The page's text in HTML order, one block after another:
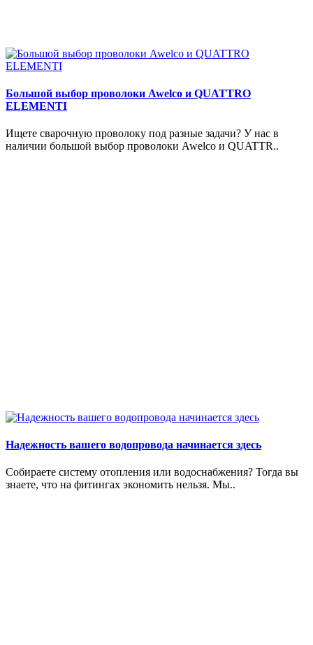
Большой выбор проволоки Awelco и QUATTRO
ELEMENTI
Ищете сварочную проволоку под разные задачи? У нас в
наличии большой выбор проволоки Awelco и QUATTR..
Надежность вашего водопровода начинается здесь
Собираете систему отопления или водоснабжения? Тогда вы
знаете, что на фитингах экономить нельзя. Мы..